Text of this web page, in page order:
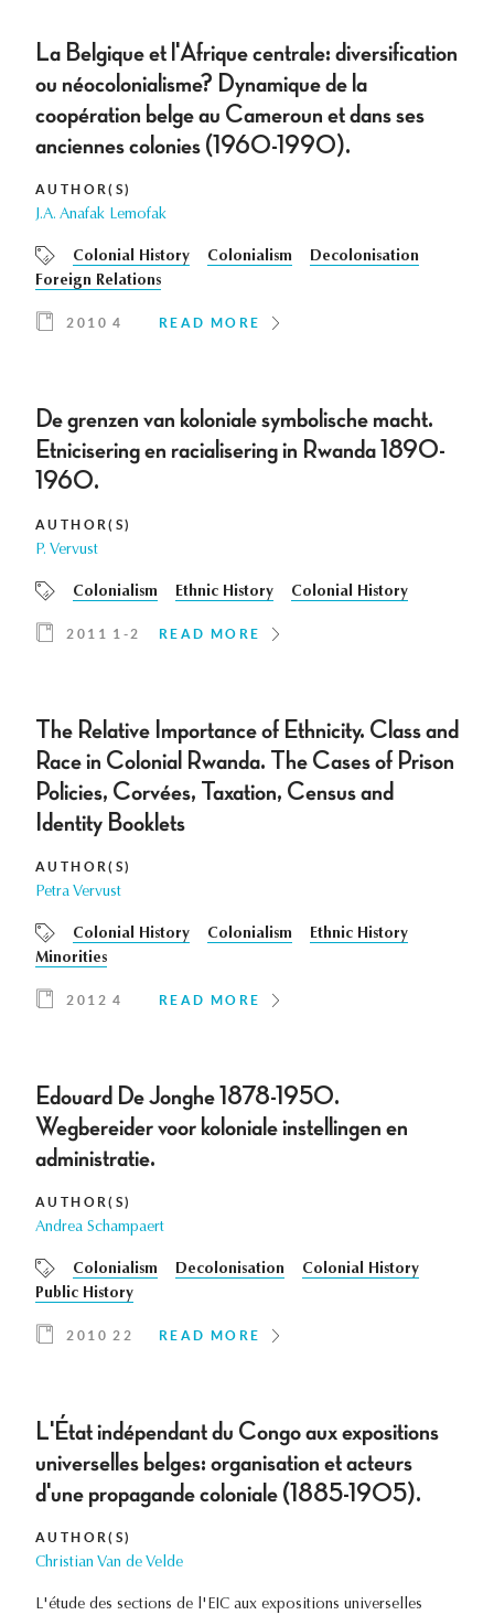
La Belgique et l'Afrique centrale: diversification
ou néocolonialisme? Dynamique de la
coopération belge au Cameroun et dans ses
anciennes colonies (1960-1990).
AUTHOR(S)
J.A. Anafak Lemofak
Colonial History Colonialism
Decolonisation
Foreign Relations
2010 4 READ MORE
De grenzen van koloniale symbolische macht.
Etnicisering en racialisering in Rwanda 1890-
1960.
AUTHOR(S)
P. Vervust
Colonialism Ethnic History Colonial History
2011 1-2 READ MORE
The Relative Importance of Ethnicity. Class and
Race in Colonial Rwanda. The Cases of Prison
Policies, Corvées, Taxation, Census and
Identity Booklets
AUTHOR(S)
Petra Vervust
Colonial History Colonialism
Ethnic History
Minorities
2012 4 READ MORE
Edouard De Jonghe 1878-1950.
Wegbereider voor koloniale instellingen en
administratie.
AUTHOR(S)
Andrea Schampaert
Colonialism Decolonisation
Colonial History
Public History
2010 22 READ MORE
L'État indépendant du Congo aux expositions
universelles belges: organisation et acteurs
d'une propagande coloniale (1885-1905).
AUTHOR(S)
Christian Van de Velde
L'étude des sections de l'EIC aux expositions universelles